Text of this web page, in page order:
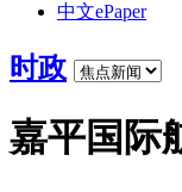
中文ePaper
时政
嘉平国际